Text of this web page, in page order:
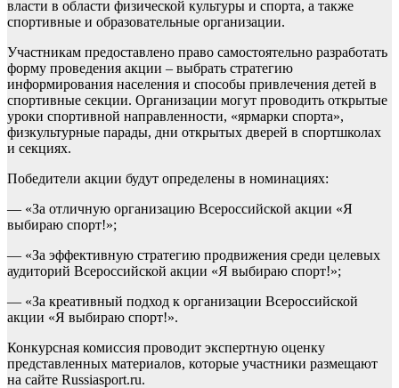
власти в области физической культуры и спорта, а также
спортивные и образовательные организации.
Участникам предоставлено право самостоятельно разработать
форму проведения акции – выбрать стратегию
информирования населения и способы привлечения детей в
спортивные секции. Организации могут проводить открытые
уроки спортивной направленности, «ярмарки спорта»,
физкультурные парады, дни открытых дверей в спортшколах
и секциях.
Победители акции будут определены в номинациях:
— «За отличную организацию Всероссийской акции «Я
выбираю спорт!»;
— «За эффективную стратегию продвижения среди целевых
аудиторий Всероссийской акции «Я выбираю спорт!»;
— «За креативный подход к организации Всероссийской
акции «Я выбираю спорт!».
Конкурсная комиссия проводит экспертную оценку
представленных материалов, которые участники размещают
на сайте Russiasport.ru.